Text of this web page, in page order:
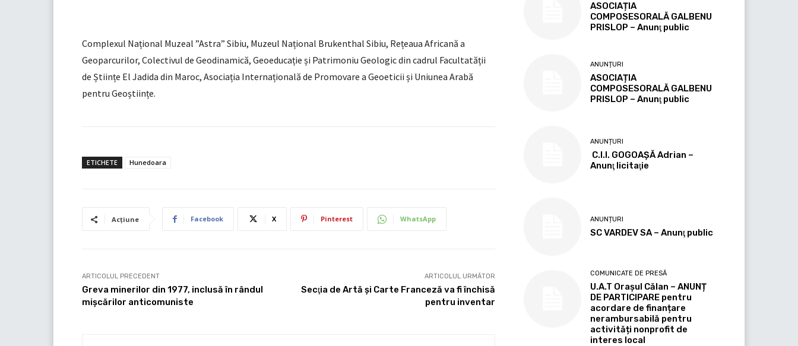
Complexul Național Muzeal ”Astra” Sibiu, Muzeul Național Brukenthal Sibiu, Rețeaua Africană a
Geoparcurilor, Colectivul de Geodinamică, Geoeducație și Patrimoniu Geologic din cadrul Facultatății
de Științe El Jadida din Maroc, Asociația Internațională de Promovare a Geoeticii și Uniunea Arabă
pentru Geoștiințe.
ETICHETE Hunedoara
Acțiune Facebook X Pinterest WhatsApp
ARTICOLUL PRECEDENT
Greva minerilor din 1977, inclusă în rândul
mișcărilor anticomuniste
ARTICOLUL URMĂTOR
Secţia de Artă și Carte Franceză va fi închisă
pentru inventar
ASOCIAȚIA
COMPOSESORALĂ GALBENU
PRISLOP – Anunţ public
ANUNȚURI
ASOCIAȚIA
COMPOSESORALĂ GALBENU
PRISLOP – Anunţ public
ANUNȚURI
C.I.I. GOGOAŞĂ Adrian –
Anunţ licitaţie
ANUNȚURI
SC VARDEV SA – Anunţ public
COMUNICATE DE PRESĂ
U.A.T Orașul Călan – ANUNȚ
DE PARTICIPARE pentru
acordare de finanțare
nerambursabilă pentru
activități nonprofit de
interes local